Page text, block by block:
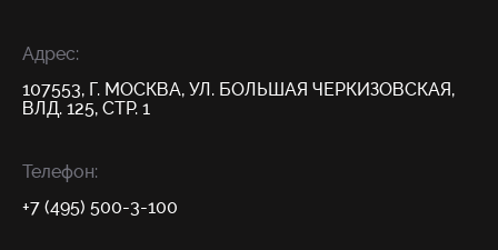
Адрес:
107553, Г. МОСКВА, УЛ. БОЛЬШАЯ ЧЕРКИЗОВСКАЯ,
ВЛД. 125, СТР. 1
Телефон:
+7 (495) 500-3-100